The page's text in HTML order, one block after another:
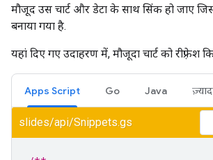
मौजूद उस चार्ट और डेटा के साथ सिंक हो जाए
बनाया गया है.
यहां दिए गए उदाहरण में, मौजूदा चार्ट को रीफ़्रेश
Apps Script Go Java
slides/api/Snippets.gs